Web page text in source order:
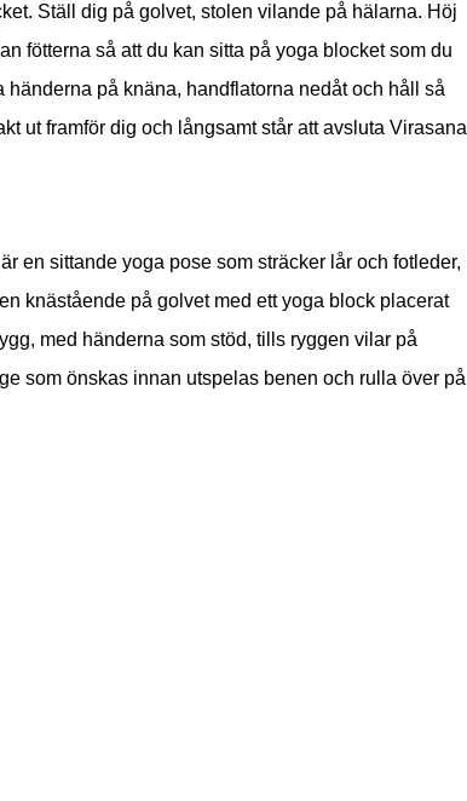
Ställ dig på golvet, stolen vilande på hälarna. Höj
fötterna så att du kan sitta på yoga blocket som du
på knäna, handflatorna nedåt och håll så
ut framför dig och långsamt står att avsluta Virasana
en sittande yoga pose som sträcker lår och fotleder,
knästående på golvet med ett yoga block placerat
med händerna som stöd, tills ryggen vilar på
som önskas innan utspelas benen och rulla över på